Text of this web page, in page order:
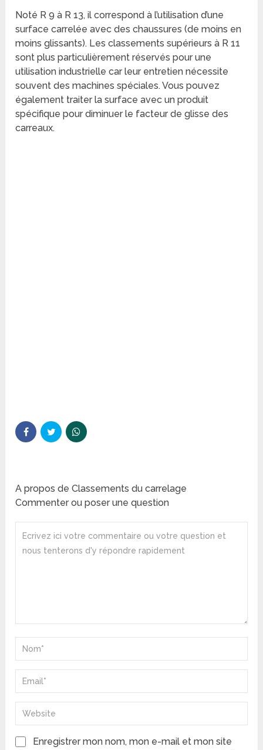
Noté R 9 à R 13, il correspond à l’utilisation d’une
surface carrelée avec des chaussures (de moins en
moins glissants). Les classements supérieurs à R 11
sont plus particulièrement réservés pour une
utilisation industrielle car leur entretien nécessite
souvent des machines spéciales. Vous pouvez
également traiter la surface avec un produit
spécifique pour diminuer le facteur de glisse des
carreaux.
A propos de Classements du carrelage
Commenter ou poser une question
Enregistrer mon nom, mon e-mail et mon site